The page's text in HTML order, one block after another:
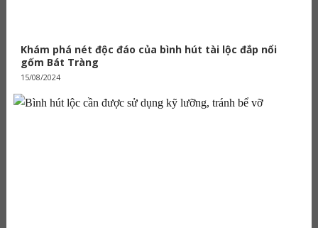
Khám phá nét độc đáo của bình hút tài lộc đắp nổi
gốm Bát Tràng
15/08/2024